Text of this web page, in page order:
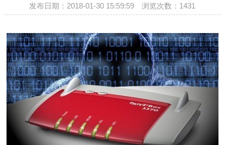
发布日期：2018-01-30 15:59:59 浏览次数： 1431